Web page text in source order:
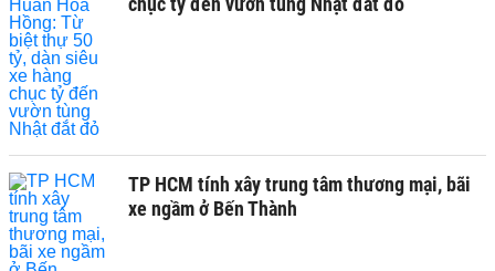
TP HCM tính xây trung tâm thương mại, bãi
xe ngầm ở Bến Thành